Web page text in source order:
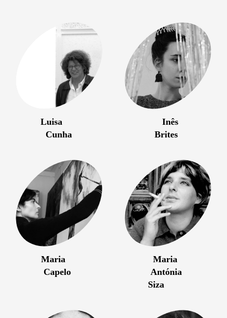
Luisa
Cunha
Inês
Brites
Maria
Capelo
Maria
Antónia
Siza